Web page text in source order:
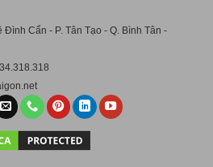
Đình Cẩn - P. Tân Tạo - Q. Bình Tân -